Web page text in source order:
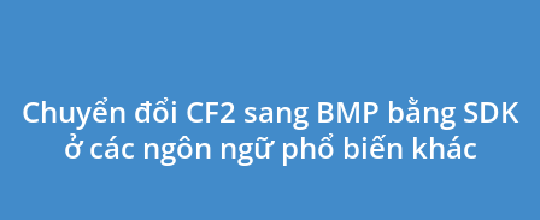
Chuyển đổi CF2 sang BMP bằng SDK
ở các ngôn ngữ phổ biến khác